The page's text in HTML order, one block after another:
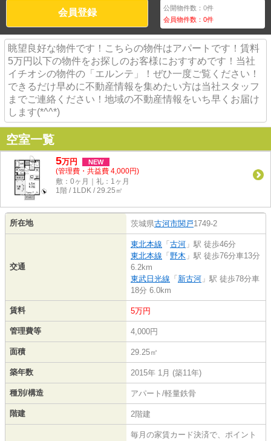
会員登録 公開物件数：0件
会員物件数：0件
眺望良好な物件です！こちらの物件はアパートです！賃料
5万円以下の物件をお探しのお客様におすすめです！当社
イチオシの物件の「エルンテ」！ぜひ一度ご覧ください！
できるだけ早めに不動産情報を集めたい方は当社スタッフ
までご連絡ください！地域の不動産情報をいち早くお届け
します(*^^*)
空室一覧
5万円 NEW
(管理費・共益費 4,000円)
敷：0ヶ月｜礼：1ヶ月
1階 / 1LDK / 29.25㎡
所在地 茨城県古河市関戸1749-2
交通
東北本線 「 古河 」駅 徒歩46分
東北本線 「 野木 」駅 徒歩76分車13分
6.2km
東武日光線 「 新古河 」駅 徒歩78分車
18分 6.0km
賃料 5万円
管理費等 4,000円
面積 29.25㎡
築年数 2015年 1月 (築11年)
種別/構造 アパート/軽量鉄骨
階建 2階建
毎月の家賃カード決済で、ポイント